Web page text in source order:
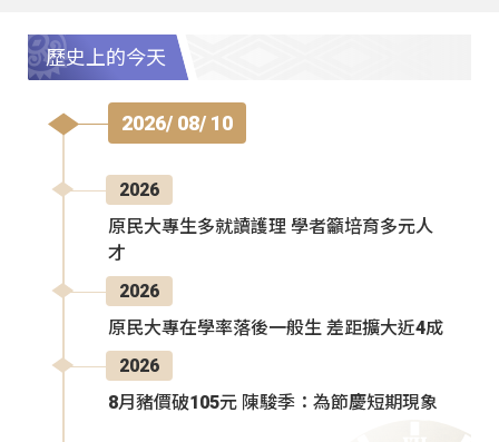
歷史上的今天
2026/ 08/ 10
2026
原民大專生多就讀護理 學者籲培育多元人
才
2026
原民大專在學率落後一般生 差距擴大近4成
2026
8月豬價破105元 陳駿季：為節慶短期現象